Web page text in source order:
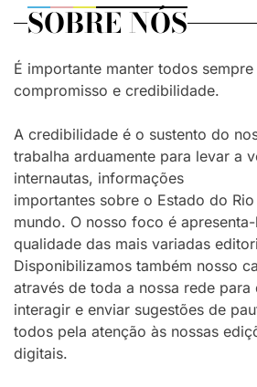
SOBRE NÓS
É importante manter todos
compromisso e credibilidade.
A credibilidade é o sustento do
trabalha arduamente para levar a
internautas, informações
importantes sobre o Estado do
mundo. O nosso foco é
qualidade das mais variadas
Disponibilizamos também nosso
através de toda a nossa rede para
interagir e enviar sugestões de
todos pela atenção às nossas
digitais.